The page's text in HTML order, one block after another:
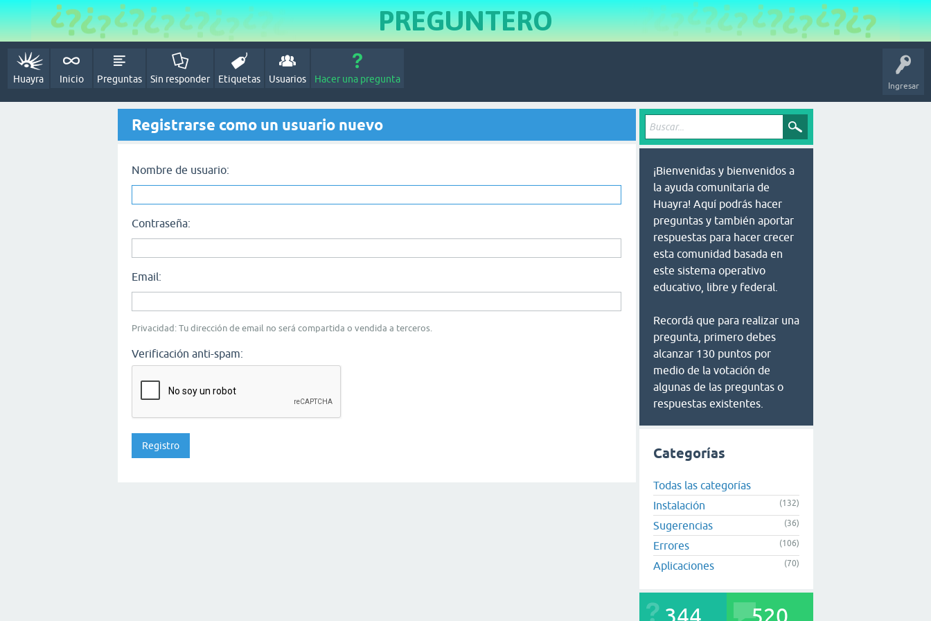
PREGUNTERO
Ingresar
Huayra Inicio Preguntas Sin responder Etiquetas Usuarios Hacer una pregunta
Registrarse como un usuario nuevo
Nombre de usuario:
Contraseña:
Email:
Privacidad: Tu dirección de email no será compartida o vendida a terceros.
Verificación anti-spam:
¡Bienvenidas y bienvenidos a
la ayuda comunitaria de
Huayra! Aquí podrás hacer
preguntas y también aportar
respuestas para hacer crecer
esta comunidad basada en
este sistema operativo
educativo, libre y federal.
Recordá que para realizar una
pregunta, primero debes
alcanzar 130 puntos por
medio de la votación de
algunas de las preguntas o
respuestas existentes.
Categorías
Todas las categorías
Instalación
(132)
Sugerencias (36)
Errores (106)
Aplicaciones (70)
344 520